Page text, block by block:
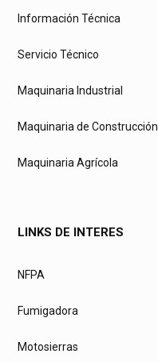
Información Técnica
Servicio Técnico
Maquinaria Industrial
Maquinaria de Construcción
Maquinaria Agrícola
LINKS DE INTERES
NFPA
Fumigadora
Motosierras